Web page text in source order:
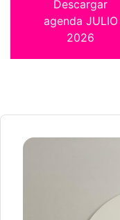
Descargar
agenda JULIO
2026